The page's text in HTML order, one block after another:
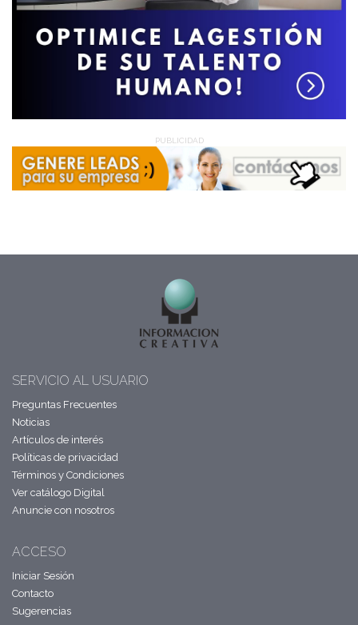
PUBLICIDAD
SERVICIO AL USUARIO
Preguntas Frecuentes
Noticias
Artículos de interés
Políticas de privacidad
Términos y Condiciones
Ver catálogo Digital
Anuncie con nosotros
ACCESO
Iniciar Sesión
Contacto
Sugerencias